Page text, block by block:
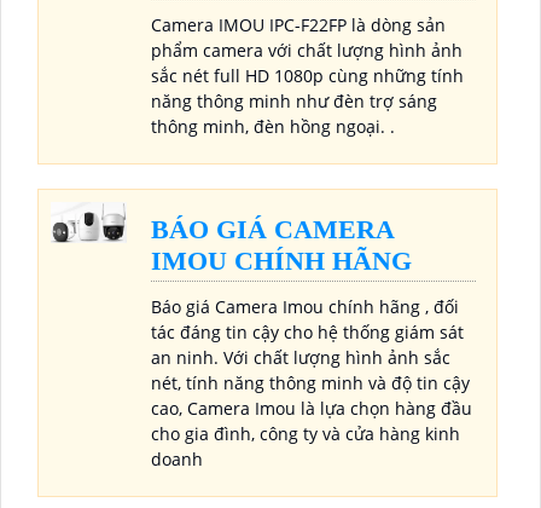
Camera IMOU IPC-F22FP là dòng sản
phẩm camera với chất lượng hình ảnh
sắc nét full HD 1080p cùng những tính
năng thông minh như đèn trợ sáng
thông minh, đèn hồng ngoại. .
BÁO GIÁ CAMERA
IMOU CHÍNH HÃNG
Báo giá Camera Imou chính hãng , đối
tác đáng tin cậy cho hệ thống giám sát
an ninh. Với chất lượng hình ảnh sắc
nét, tính năng thông minh và độ tin cậy
cao, Camera Imou là lựa chọn hàng đầu
cho gia đình, công ty và cửa hàng kinh
doanh